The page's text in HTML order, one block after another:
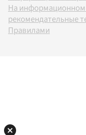
На
рекомендательные
Правилами